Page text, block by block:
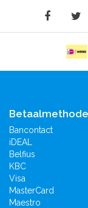
Bancontact
iDEAL
Belfius
KBC
Visa
MasterCard
Maestro